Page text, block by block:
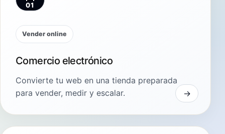
01
Vender online
Comercio electrónico
Convierte tu web en una tienda preparada
para vender, medir y escalar.